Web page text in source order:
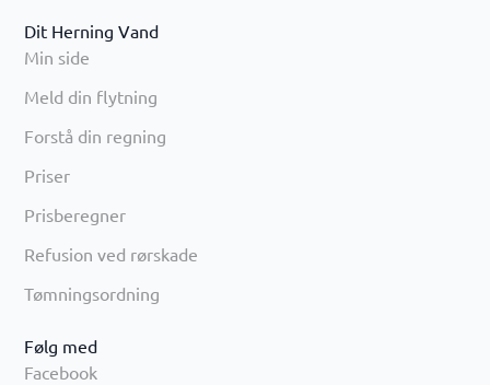
Dit Herning Vand
Min side
Meld din flytning
Forstå din regning
Priser
Prisberegner
Refusion ved rørskade
Tømningsordning
Følg med
Facebook